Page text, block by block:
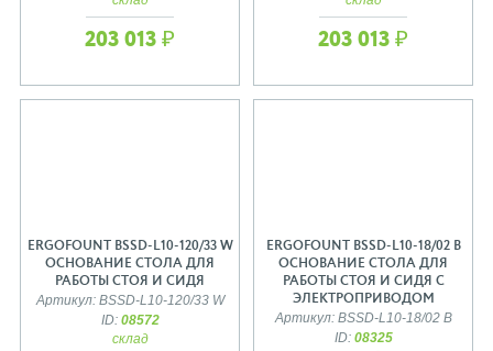
203 013 ₽ 203 013 ₽
ERGOFOUNT BSSD-L10-120/33 W
ОСНОВАНИЕ СТОЛА ДЛЯ
РАБОТЫ СТОЯ И СИДЯ
Артикул: BSSD-L10-120/33 W
ID: 08572
склад
ERGOFOUNT BSSD-L10-18/02 B
ОСНОВАНИЕ СТОЛА ДЛЯ
РАБОТЫ СТОЯ И СИДЯ С
ЭЛЕКТРОПРИВОДОМ
Артикул: BSSD-L10-18/02 B
ID: 08325